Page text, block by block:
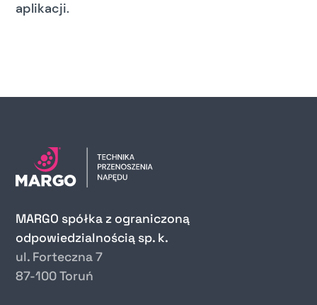
aplikacji.
MARGO spółka z ograniczoną
odpowiedzialnością sp. k.
ul. Forteczna 7
87-100 Toruń